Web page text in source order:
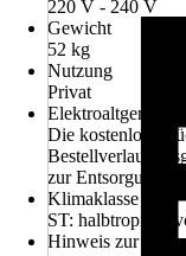
220 V - 240 V
Gewicht
52 kg
Nutzung
Privat
Elektroaltgerät-
Die kostenlose
Bestellverlauf
zur Entsorgung.
Klimaklasse
ST: halbtropisch
Hinweis zur